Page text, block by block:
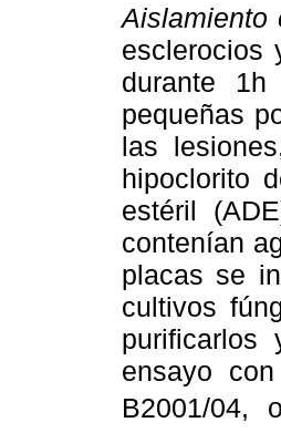
Aislamiento
esclerocios
durante
pequeñas
las
hipoclorito
estéril
contenían
placas se
cultivos
purificarlos
ensayo
B2001/